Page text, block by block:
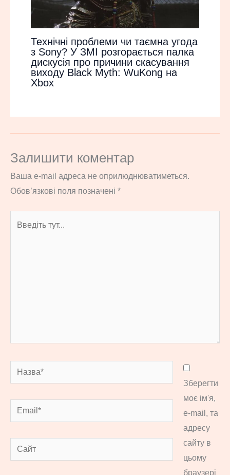
Технічні проблеми чи таємна угода
з Sony? У ЗМІ розгорається палка
дискусія про причини скасування
виходу Black Myth: WuKong на
Xbox
Залишити коментар
Ваша e-mail адреса не оприлюднюватиметься.
Обов’язкові поля позначені *
Назва*
Email*
Сайт
Зберегти
моє ім'я,
e-mail, та
адресу
сайту в
цьому
браузері